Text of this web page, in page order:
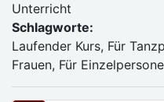
Unterricht
Schlagworte:
Laufender Kurs, Für
Frauen, Für